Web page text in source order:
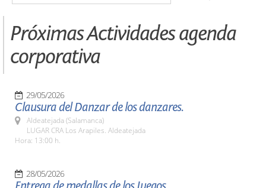
Próximas Actividades agenda
corporativa
29/05/2026
Clausura del Danzar de los danzares.
Aldeatejada (Salamanca)
LUGAR CRA Los Arapiles. Aldeatejada
Hora: 13:00 h.
28/05/2026